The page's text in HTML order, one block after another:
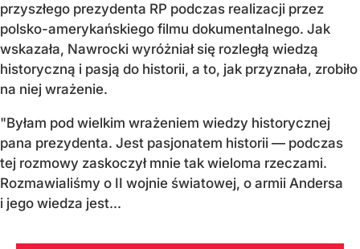
przyszłego prezydenta RP podczas realizacji przez
polsko-amerykańskiego filmu dokumentalnego. Jak
wskazała, Nawrocki wyróżniał się rozległą wiedzą
historyczną i pasją do historii, a to, jak przyznała, zrobiło
na niej wrażenie.
"Byłam pod wielkim wrażeniem wiedzy historycznej
pana prezydenta. Jest pasjonatem historii — podczas
tej rozmowy zaskoczył mnie tak wieloma rzeczami.
Rozmawialiśmy o II wojnie światowej, o armii Andersa
i jego wiedza jest...